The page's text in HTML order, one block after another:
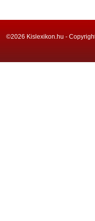
©2026 Kislexikon.hu -